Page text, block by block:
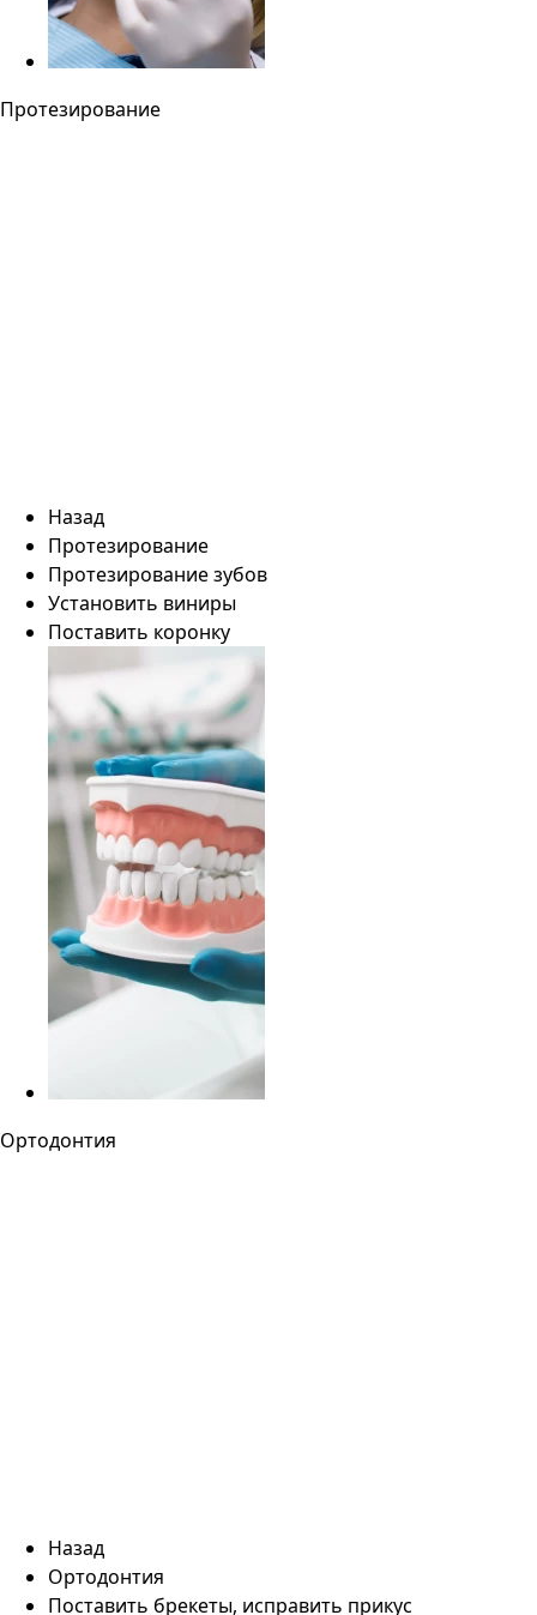
Протезирование
Назад
Протезирование
Протезирование зубов
Установить виниры
Поставить коронку
Ортодонтия
Назад
Ортодонтия
Поставить брекеты, исправить прикус